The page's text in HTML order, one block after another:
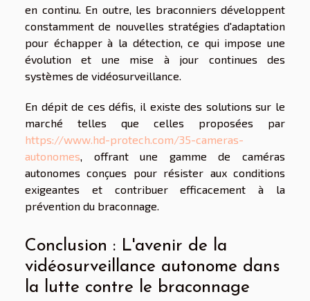
en continu. En outre, les braconniers développent
constamment de nouvelles stratégies d'adaptation
pour échapper à la détection, ce qui impose une
évolution et une mise à jour continues des
systèmes de vidéosurveillance.
En dépit de ces défis, il existe des solutions sur le
marché telles que celles proposées par
https://www.hd-protech.com/35-cameras-
autonomes , offrant une gamme de caméras
autonomes conçues pour résister aux conditions
exigeantes et contribuer efficacement à la
prévention du braconnage.
Conclusion : L'avenir de la
vidéosurveillance autonome dans
la lutte contre le braconnage